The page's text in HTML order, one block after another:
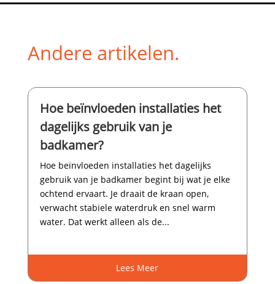
Andere artikelen.
Hoe beïnvloeden installaties het
dagelijks gebruik van je
badkamer?
Hoe beïnvloeden installaties het dagelijks
gebruik van je badkamer begint bij wat je elke
ochtend ervaart.​ Je draait de kraan open,
verwacht stabiele waterdruk en snel warm
water.​ Dat werkt alleen als de...
Lees Meer